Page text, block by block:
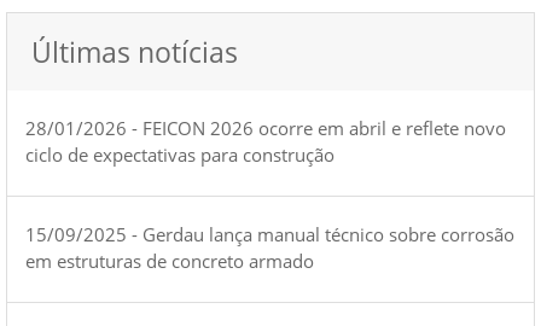
Últimas notícias
28/01/2026 - FEICON 2026 ocorre em abril e reflete novo
ciclo de expectativas para construção
15/09/2025 - Gerdau lança manual técnico sobre corrosão
em estruturas de concreto armado